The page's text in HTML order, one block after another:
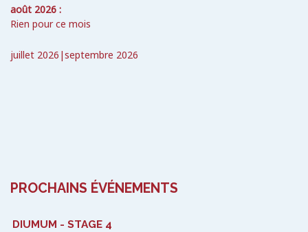
août 2026 :
Rien pour ce mois
juillet 2026 |septembre 2026
PROCHAINS ÉVÉNEMENTS
DIUMUM - STAGE 4